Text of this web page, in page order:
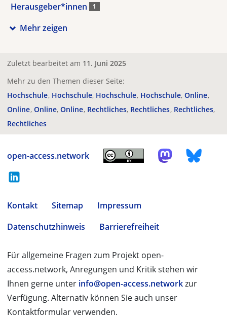
Herausgeber*innen 1
Mehr zeigen
Zuletzt bearbeitet am 11. Juni 2025
Mehr zu den Themen dieser Seite:
Hochschule Hochschule Hochschule Hochschule Online
Online Online Online Rechtliches Rechtliches Rechtliches
Rechtliches
open-access.network
Kontakt Sitemap
Impressum
Datenschutzhinweis
Barrierefreiheit
Für allgemeine Fragen zum Projekt open-
access.network, Anregungen und Kritik stehen wir
Ihnen gerne unter info@open-access.networkzur
Verfügung. Alternativ können Sie auch unser
Kontaktformular verwenden.